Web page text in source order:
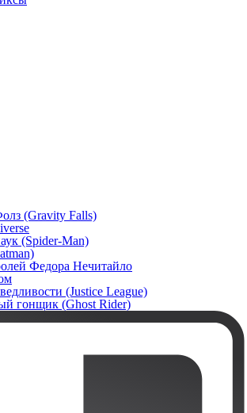
(Gravity Falls)
(Spider-Man)
Федора Нечитайло
(Justice League)
гонщик (Ghost Rider)